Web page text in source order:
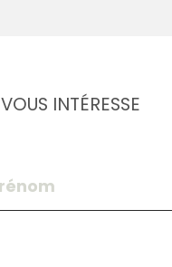
VOUS INTÉRESSE